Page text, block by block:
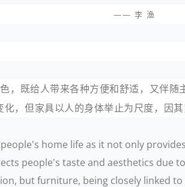
—— 李 渔
，既给人带来各种方便和舒适，又伴
，但家具以人的身体举止为尺度，因
home life as it not only
people's taste and aesthetics due
but furniture, being closely linked